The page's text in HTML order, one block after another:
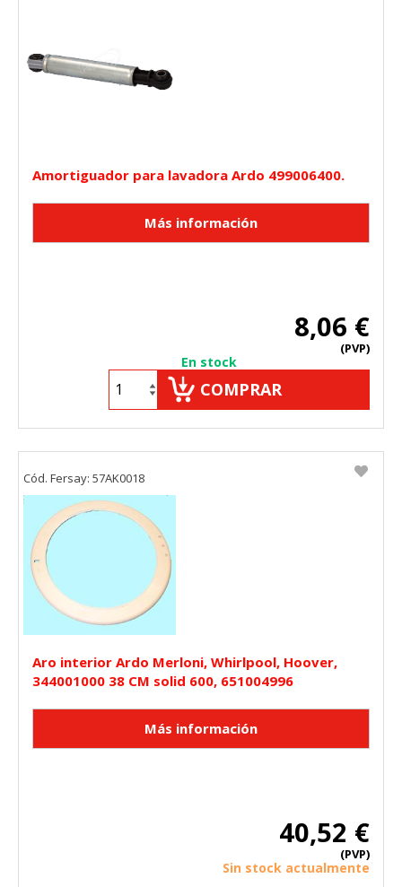
Amortiguador para lavadora Ardo 499006400.
8,06 €
(PVP)
En stock
COMPRAR
Aro interior Ardo Merloni, Whirlpool, Hoover,
344001000 38 CM solid 600, 651004996
40,52 €
(PVP)
Sin stock actualmente
Cód. Fersay: 57AK0018